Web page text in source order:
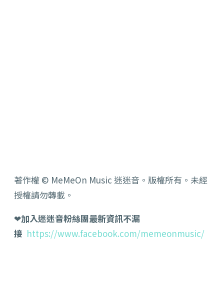
著作權 © MeMeOn Music 迷迷音。版權所有。未經
授權請勿轉載。
❤加入迷迷音粉絲團最新資訊不漏
接 https://www.facebook.com/memeonmusic/